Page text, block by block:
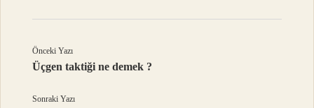
Önceki Yazı
Üçgen taktiği ne demek ?
Sonraki Yazı